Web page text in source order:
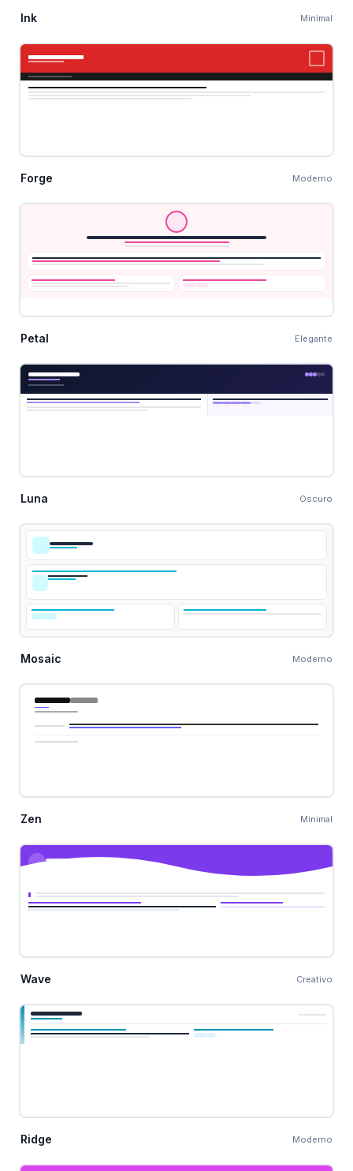
Ink Minimal
Forge Moderno
Petal Elegante
Luna Oscuro
Mosaic Moderno
Zen Minimal
Wave Creativo
Ridge Moderno